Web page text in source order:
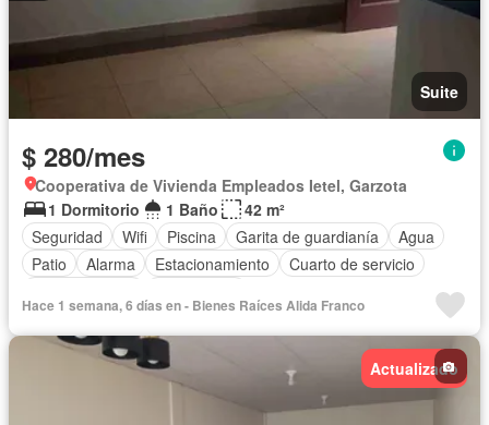
Suite
$ 280/mes
Cooperativa de Vivienda Empleados Ietel, Garzota
1 Dormitorio
1 Baño
42 m²
Seguridad
Wifi Piscina Garita de guardianía
Agua
Patio
Alarma Estacionamiento
Cuarto de servicio
Hace 1 semana, 6 días en - Bienes Raíces Alida Franco
Actualizado